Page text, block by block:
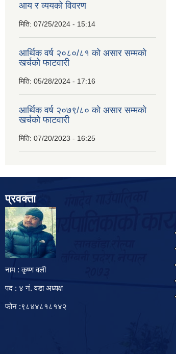
आय र व्ययको विवरण
मिति: 07/25/2024 - 15:14
आर्थिक वर्ष २०८०/८१ को असार सम्मको
खर्चको फाटवारी
मिति: 05/28/2024 - 17:16
आर्थिक वर्ष २०७९/८० को असार सम्मको
खर्चको फाटवारी
मिति: 07/20/2023 - 16:25
प्रवक्ता
नाम : कृष्ण वली
पद : ४ नं. वडा अध्यक्ष
फोन :९८४४८१८१४२